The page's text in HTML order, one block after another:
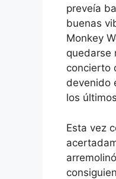
preveía
buenas
Monkey
quedarse
concierto
devenido
los
Esta vez